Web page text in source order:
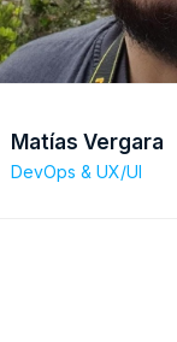
Matías Vergara
DevOps & UX/UI